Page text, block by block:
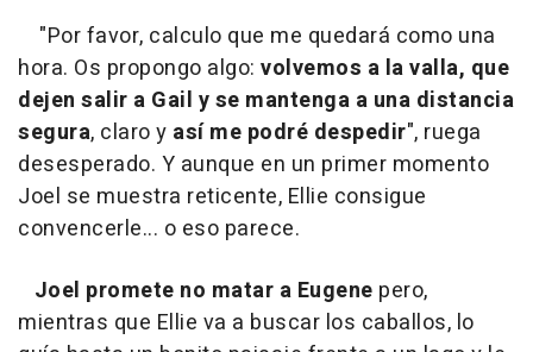
"Por favor, calculo que me quedará como una
hora. Os propongo algo: volvemos a la valla, que
dejen salir a Gail y se mantenga a una distancia
segura, claro y así me podré despedir", ruega
desesperado. Y aunque en un primer momento
Joel se muestra reticente, Ellie consigue
convencerle... o eso parece.
Joel promete no matar a Eugene pero,
mientras que Ellie va a buscar los caballos, lo